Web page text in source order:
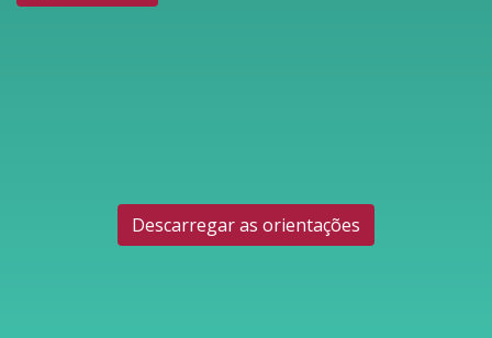
Descarregar as orientações